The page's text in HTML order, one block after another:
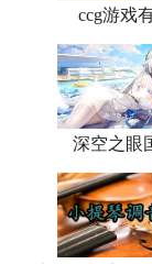
ccg游戏
深空之眼